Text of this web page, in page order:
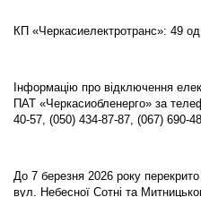
КП «Черкасиелектротранс»: 49
Інформацію про відключення
ПАТ «Черкасиобленерго» за
40-57, (050) 434-87-87, (067) 690-
До 7 березня 2026 року
вул. Небесної Сотні та